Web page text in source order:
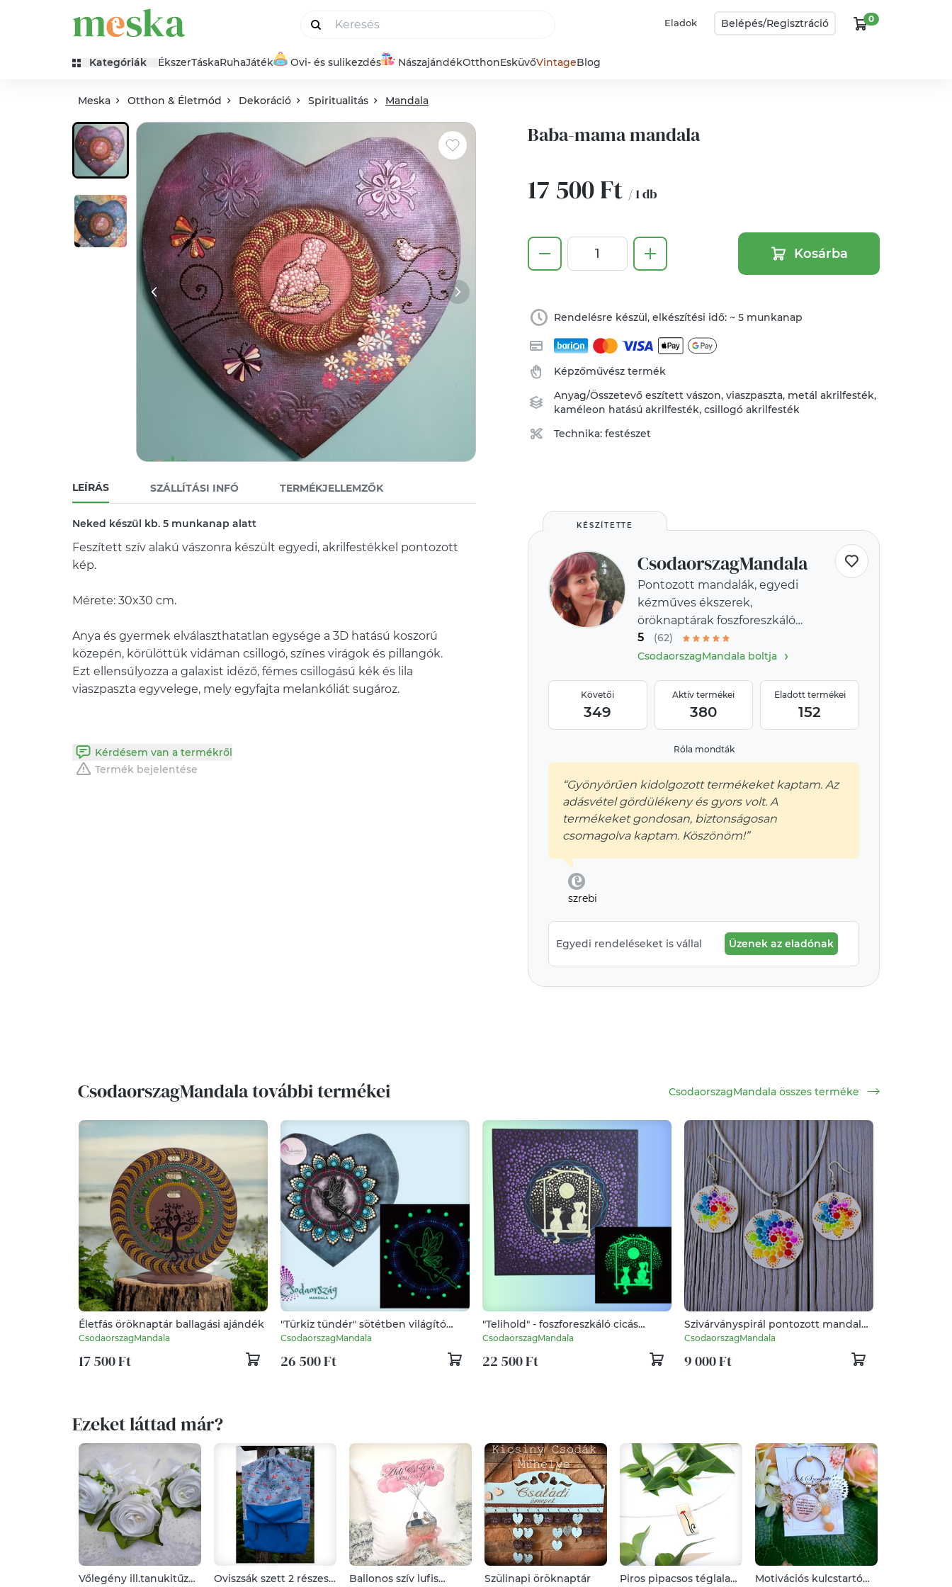
Eladok Belépés/Regisztráció 0
Kategóriák ÉkszerTáskaRuhaJáték Ovi- és sulikezdés NászajándékOtthonEsküvőVintageBlog
Meska Otthon & Életmód Dekoráció Spiritualitás Mandala
LEÍRÁS SZÁLLÍTÁSI INFÓ TERMÉKJELLEMZŐK
Neked készül kb. 5 munkanap alatt
Feszített szív alakú vászonra készült egyedi, akrilfestékkel pontozott
kép.
Mérete: 30x30 cm.
Anya és gyermek elválaszthatatlan egysége a 3D hatású koszorú
közepén, körülöttük vidáman csillogó, színes virágok és pillangók.
Ezt ellensúlyozza a galaxist idéző, fémes csillogású kék és lila
viaszpaszta egyvelege, mely egyfajta melankóliát sugároz.
Kérdésem van a termékről
Termék bejelentése
Baba-mama mandala
17 500 Ft / 1 db
Kosárba
Rendelésre készül, elkészítési idő: ~ 5 munkanap
Képzőművész termék
Anyag/Összetevőeszített vászon,viaszpaszta, metál akrilfesték,
kaméleon hatású akrilfesték,csillogó akrilfesték
Technika:festészet
KÉSZÍTETTE
CsodaorszagMandala
Pontozott mandalák, egyedi
kézműves ékszerek,
öröknaptárak foszforeszkáló
változatban is
5
(62)
CsodaorszagMandala boltja
›
Követői
349
Aktív termékei
380
Eladott termékei
152
Róla mondták
“Gyönyörűen kidolgozott termékeket kaptam. Az
adásvétel gördülékeny és gyors volt. A
termékeket gondosan, biztonságosan
csomagolva kaptam. Köszönöm!”
szrebi
Egyedi rendeléseket is vállal Üzenek az eladónak
CsodaorszagMandala további termékei CsodaorszagMandala összes terméke
Életfás öröknaptár ballagási ajándék
CsodaorszagMandala
17 500 Ft
"Türkiz tündér" sötétben világító
pontozott mandala
CsodaorszagMandala
26 500 Ft
"Telihold" - foszforeszkáló cicás
pontozott festmény
CsodaorszagMandala
22 500 Ft
Szivárványspirál pontozott mandalás
ékszerszett
CsodaorszagMandala
9 000 Ft
Ezeket láttad már?
Vőlegény ill.tanukitűző
Oviszsák szett 2 részes
Ballonos szív lufis
Szülinapi öröknaptár
Piros pipacsos téglalap,
Motivációs kulcstartó